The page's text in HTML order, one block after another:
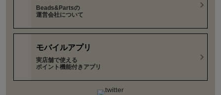
Beads&Partsの
運営会社について
モバイルアプリ
実店舗で使える
ポイント機能付きアプリ